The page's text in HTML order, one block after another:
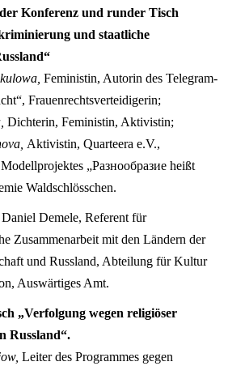
Konferenz und runder Tisch
und staatliche
Feministin, Autorin des Telegram-
Frauenrechtsverteidigerin;
Dichterin, Feministin, Aktivistin;
Aktivistin, Quarteera e.V.,
„Разнообразие heißt
Waldschlösschen.
Demele, Referent für
Zusammenarbeit mit den Ländern der
und Russland, Abteilung für Kultur
Auswärtiges Amt.
„Verfolgung wegen religiöser
Russland“.
Leiter des Programmes gegen